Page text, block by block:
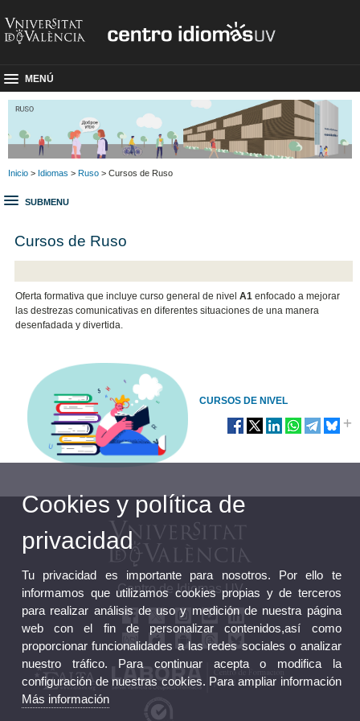
MENÚ
Inicio > Idiomas > Ruso > Cursos de Ruso
SUBMENU
Cursos de Ruso
Oferta formativa que incluye curso general de nivelA1enfocado a mejorar
las destrezas comunicativas en diferentes situaciones de una manera
desenfadada y divertida.
CURSOS DE NIVEL
Centro de Idiomas UV
Cookies y política de
privacidad
Tu privacidad es importante para nosotros. Por ello te
informamos que utilizamos cookies propias y de terceros
para realizar análisis de uso y medición de nuestra página
web con el fin de personalizar contenidos,así como
proporcionar funcionalidades a las redes sociales o analizar
nuestro tráfico. Para continuar acepta o modifica la
configuración de nuestras cookies. Para ampliar información
Más información